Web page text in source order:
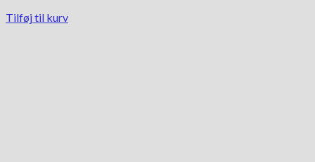
Tilføj til kurv